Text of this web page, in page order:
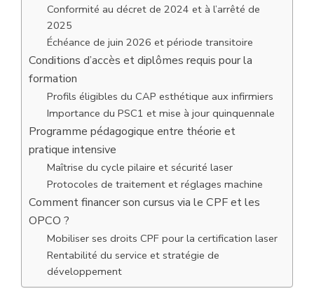
Conformité au décret de 2024 et à l’arrêté de
2025
Échéance de juin 2026 et période transitoire
Conditions d’accès et diplômes requis pour la
formation
Profils éligibles du CAP esthétique aux infirmiers
Importance du PSC1 et mise à jour quinquennale
Programme pédagogique entre théorie et
pratique intensive
Maîtrise du cycle pilaire et sécurité laser
Protocoles de traitement et réglages machine
Comment financer son cursus via le CPF et les
OPCO ?
Mobiliser ses droits CPF pour la certification laser
Rentabilité du service et stratégie de
développement